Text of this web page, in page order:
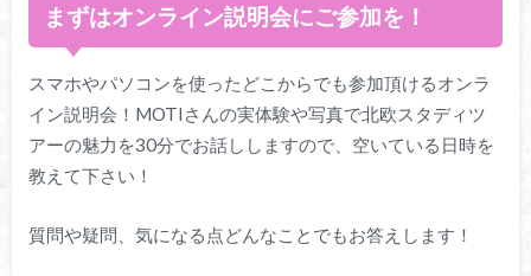
まずはオンライン説明会にご参加を！
スマホやパソコンを使ったどこからでも参加頂けるオンラ
イン説明会！MOTIさんの実体験や写真で北欧スタディツ
アーの魅力を30分でお話ししますので、空いている日時を
教えて下さい！
質問や疑問、気になる点どんなことでもお答えします！